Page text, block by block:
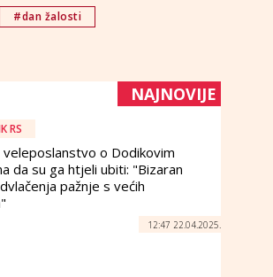
#dan žalosti
NAJNOVIJE
RS
veleposlanstvo o Dodikovim
da su ga htjeli ubiti: "Bizaran
pažnje s većih
12:47 22.04.2025.